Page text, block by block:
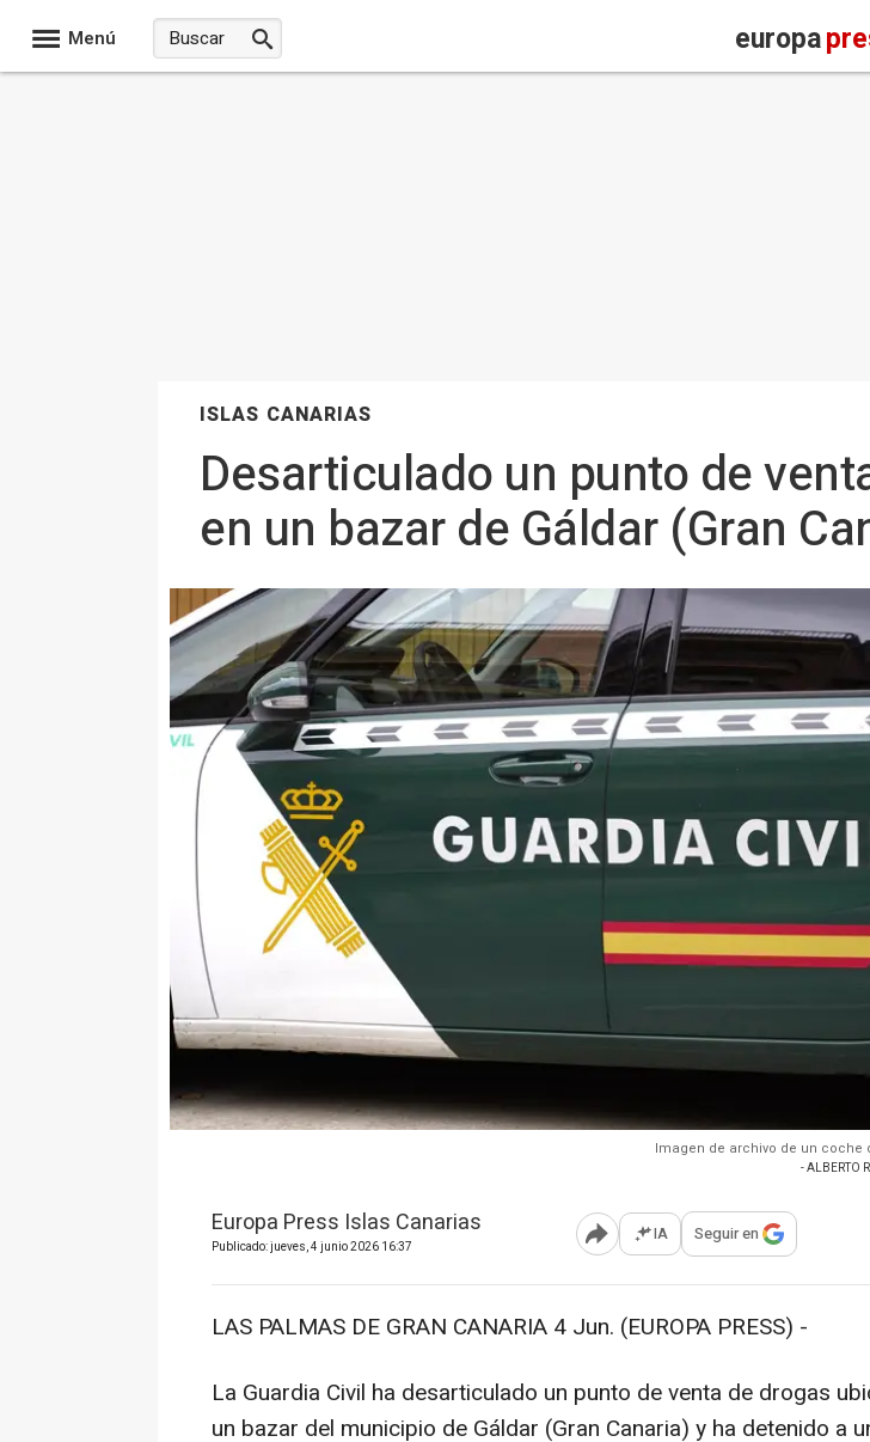
Menú europa
ISLAS CANARIAS
Desarticulado un punto de
en un bazar de Gáldar (Gran
Imagen de archivo de un coche
- ALBERTO
Europa Press Islas Canarias
Publicado: jueves, 4 junio 2026 16:37 Abrir opciones para compartir
IA Seguir en
LAS PALMAS DE GRAN CANARIA 4 Jun. (EUROPA PRESS) -
La Guardia Civil ha desarticulado un punto de venta de drogas
un bazar del municipio de Gáldar (Gran Canaria) y ha detenido a